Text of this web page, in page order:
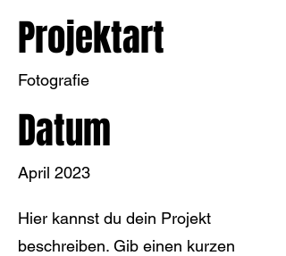
Projektart
Fotografie
Datum
April 2023
Hier kannst du dein Projekt
beschreiben. Gib einen kurzen